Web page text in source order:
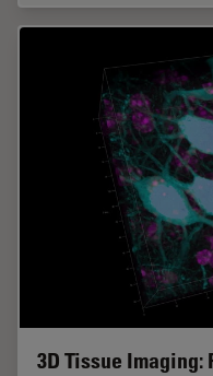
3D Tissue Imaging: